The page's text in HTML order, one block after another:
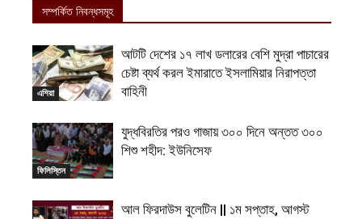
সম্পর্কিত নিবন্ধসমূহ
এশিয়া
আটটি দেশের ১৭ লাখ ডলারের বেশি মুদ্রা পাচারের
চেষ্টা ব্যর্থ করল ইমারাতে ইসলামিয়ার নিরাপত্তা
বাহিনী
ফিলিস্তিন
যুদ্ধবিরতির পরও গাজায় ৩০০ দিনে অন্তত ৩০০
শিশু শহীদ: ইউনিসেফ
আল ফিরদাউস বুলেটিন || ১ম সপ্তাহ, আগস্ট